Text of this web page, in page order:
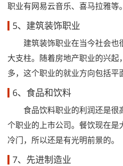
职业有网易云音乐、喜马拉雅等。
5、建筑装饰职业
建筑装饰职业在当今社会也
大支柱。随着房地产职业的兴起
多，这个职业的就业方向包括平
6、食品和饮料
食品饮料职业的利润还是很
个职业的上市公司。餐饮现在是
冷门，所以还是有光明前景的。
7、先进制造业